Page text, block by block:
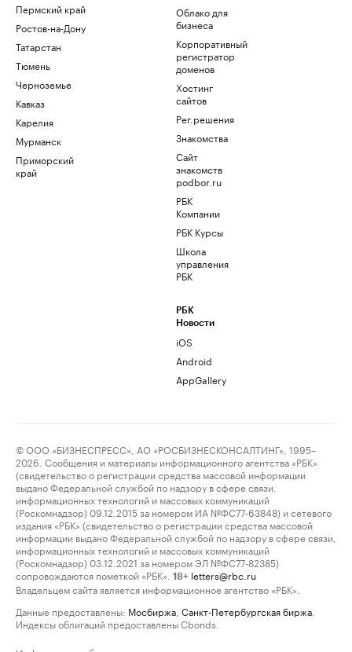
Пермский край
Ростов-на-Дону
Татарстан
Тюмень
Черноземье
Кавказ
Карелия
Мурманск
Приморский
край
Облако для
бизнеса
Корпоративный
регистратор
доменов
Хостинг
сайтов
Рег.решения
Знакомства
Сайт
знакомств
podbor.ru
РБК
Компании
РБК Курсы
Школа
управления
РБК
РБК
Новости
iOS
Android
AppGallery
© ООО «БИЗНЕСПРЕСС», АО «РОСБИЗНЕСКОНСАЛТИНГ», 1995–
2026. Сообщения и материалы информационного агентства «РБК»
(свидетельство о регистрации средства массовой информации
выдано Федеральной службой по надзору в сфере связи,
информационных технологий и массовых коммуникаций
(Роскомнадзор) 09.12.2015 за номером ИА №ФС77-63848) и сетевого
издания «РБК» (свидетельство о регистрации средства массовой
информации выдано Федеральной службой по надзору в сфере связи,
информационных технологий и массовых коммуникаций
(Роскомнадзор) 03.12.2021 за номером ЭЛ №ФС77-82385)
сопровождаются пометкой «РБК».
18+ letters@rbc.ru
Владельцем сайта является информационное агентство «РБК».
Данные предоставлены: Мосбиржа Санкт-Петербургская биржа
Индексы облигаций предоставлены Cbonds.